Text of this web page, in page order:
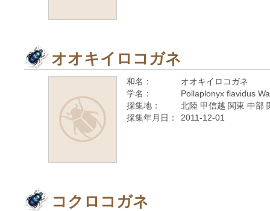
オオキイロコガネ
和名：
オオキイロコガネ
学名：
Pollaplonyx flavidus
採集地：
北陸 甲信越 関東 中部
採集年月日：
2011-12-01
コクロコガネ